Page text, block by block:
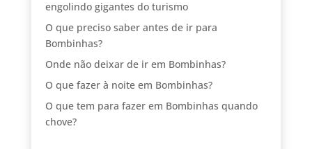
engolindo gigantes do turismo
O que preciso saber antes de ir para
Bombinhas?
Onde não deixar de ir em Bombinhas?
O que fazer à noite em Bombinhas?
O que tem para fazer em Bombinhas quando
chove?